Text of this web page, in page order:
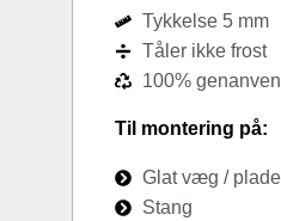
Tykkelse 5 mm
Tåler ikke frost
100%
Til montering på:
Glat væg / plade
Stang